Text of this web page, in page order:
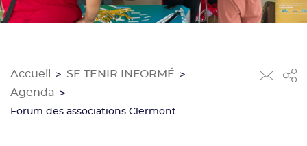
Accueil > SE TENIR INFORMÉ >
Agenda >
Forum des associations Clermont